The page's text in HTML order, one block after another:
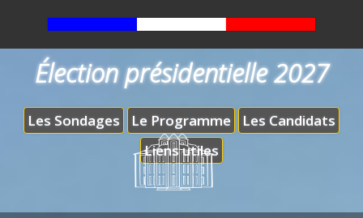
Les Sondages Le Programme
Les Candidats
Liens utiles
Élection présidentielle 2027